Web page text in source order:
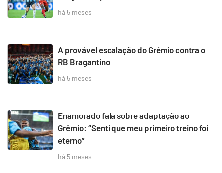
há 5 meses
A provável escalação do Grêmio contra o
RB Bragantino
há 5 meses
Enamorado fala sobre adaptação ao
Grêmio: “Senti que meu primeiro treino foi
eterno”
há 5 meses